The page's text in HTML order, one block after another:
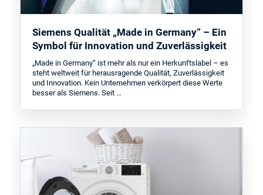
Siemens Qualität „Made in Germany“ – Ein
Symbol für Innovation und Zuverlässigkeit
„Made in Germany“ ist mehr als nur ein Herkunftslabel – es
steht weltweit für herausragende Qualität, Zuverlässigkeit
und Innovation. Kein Unternehmen verkörpert diese Werte
besser als Siemens. Seit …